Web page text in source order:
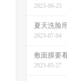
2023-06-25
夏天洗脸
2023-07-04
敷面膜要
2023-05-27